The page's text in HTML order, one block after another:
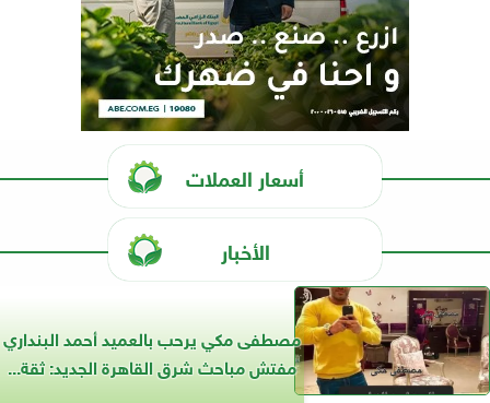
أسعار العملات
الأخبار
مصطفى مكي يرحب بالعميد أحمد البنداري
مفتش مباحث شرق القاهرة الجديد: ثقة...